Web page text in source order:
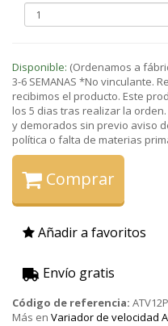
Disponible: (Ordenamos a
3-6 SEMANAS *No vinculante.
recibimos el producto. Este
los 5 dias tras realizar la
y demorados sin previo aviso
política o falta de materias
Comprar
Añadir a favoritos
Envío gratis
Código de referencia:
Más en Variador de velocidad